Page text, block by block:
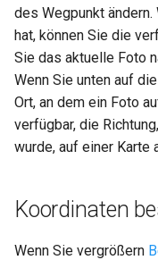
des Wegpunkt
hat, können Sie die
Sie das aktuelle Foto
Wenn Sie unten auf
Ort, an dem ein Foto
verfügbar, die
wurde, auf einer Karte
Koordinaten
Wenn Sie vergrößern